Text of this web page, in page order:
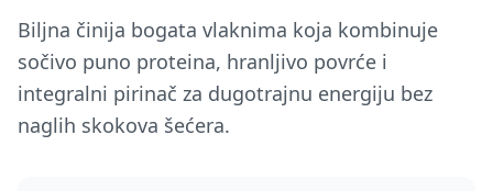
Biljna činija bogata vlaknima koja kombinuje
sočivo puno proteina, hranljivo povrće i
integralni pirinač za dugotrajnu energiju bez
naglih skokova šećera.